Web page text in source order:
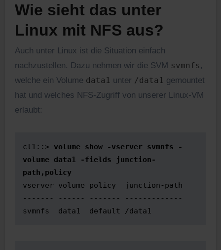
Wie sieht das unter
Linux mit NFS aus?
Auch unter Linux ist die Situation einfach
nachzustellen. Dazu nehmen wir die SVM svmnfs ,
welche ein Volume data1 unter /data1 gemountet
hat und welches NFS-Zugriff von unserer Linux-VM
erlaubt:
cl1::> volume show -vserver svmnfs -
volume data1 -fields junction-
path,policy
vserver volume policy  junction-path
------- ------ ------- -------------
svmnfs  data1  default /data1